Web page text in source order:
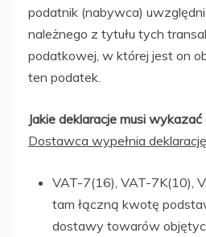
podatnik (nabywca)
należnego z tytułu tych
podatkowej, w której jest on
ten podatek.
Jakie deklaracje musi
Dostawca wypełnia
VAT-7(16), VAT-7K(10),
tam łączną kwotę
dostawy towarów